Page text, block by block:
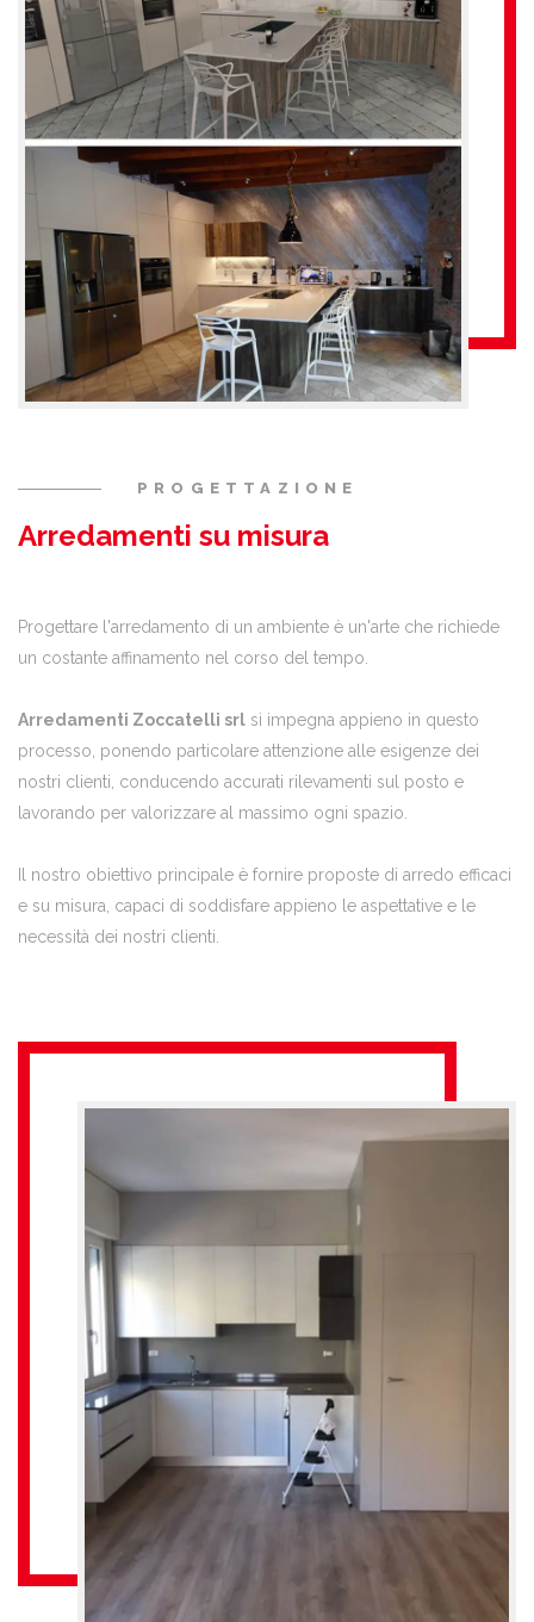
PROGETTAZIONE
Arredamenti su misura
Progettare l'arredamento di un ambiente è un'arte che richiede
un costante affinamento nel corso del tempo.
Arredamenti Zoccatelli srl si impegna appieno in questo
processo, ponendo particolare attenzione alle esigenze dei
nostri clienti, conducendo accurati rilevamenti sul posto e
lavorando per valorizzare al massimo ogni spazio.
Il nostro obiettivo principale è fornire proposte di arredo efficaci
e su misura, capaci di soddisfare appieno le aspettative e le
necessità dei nostri clienti.